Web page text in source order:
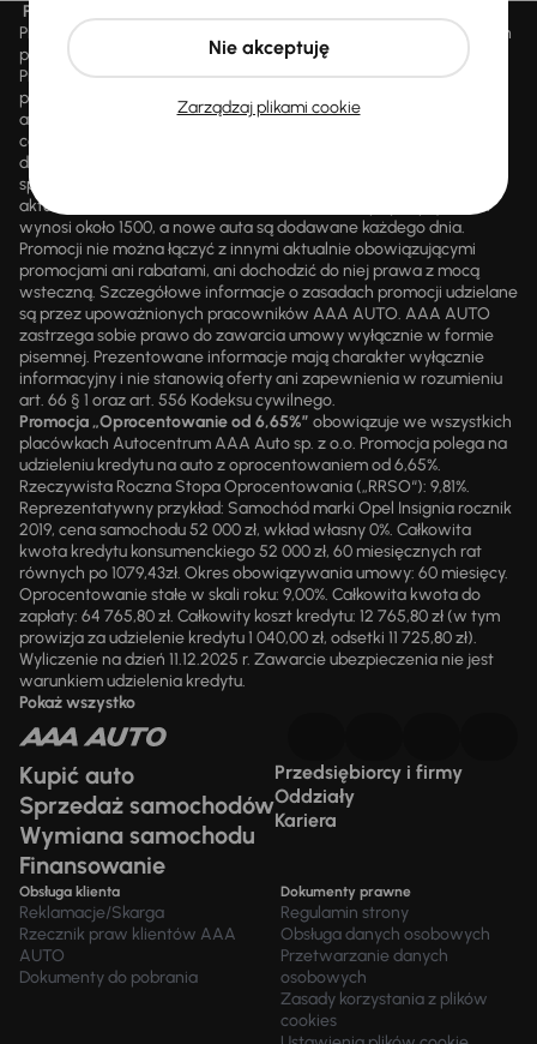
Promocja „Letnie przeceny aż 1500 aut”
Promocja „Letnie przeceny aż 1500 aut” obowiązuje we wszystkich
placówkach Autocentrum AAA AUTO Sp. z o.o. („AAA AUTO”).
Promocja polega na możliwości nabycia wybranych pojazdów
przecenionych, wskazanych w serwisie internetowym
aaaauto.pl/promocja, ze zniżką uwidocznioną w prezentowanej
cenie. Zniżka jest obliczana jako różnica pomiędzy najniższą ceną
danego pojazdu z 30 dni przed obniżką a jego aktualną ceną
sprzedaży. Liczba samochodów objętych promocją jest zmienna i
aktualizowana na bieżąco; średnia liczba dostępnych pojazdów
wynosi około 1500, a nowe auta są dodawane każdego dnia.
Promocji nie można łączyć z innymi aktualnie obowiązującymi
promocjami ani rabatami, ani dochodzić do niej prawa z mocą
wsteczną. Szczegółowe informacje o zasadach promocji udzielane
są przez upoważnionych pracowników AAA AUTO. AAA AUTO
zastrzega sobie prawo do zawarcia umowy wyłącznie w formie
pisemnej. Prezentowane informacje mają charakter wyłącznie
informacyjny i nie stanowią oferty ani zapewnienia w rozumieniu
art. 66 § 1 oraz art. 556 Kodeksu cywilnego.
Promocja „Oprocentowanie od 6,65%” obowiązuje we wszystkich
placówkach Autocentrum AAA Auto sp. z o.o. Promocja polega na
udzieleniu kredytu na auto z oprocentowaniem od 6,65%.
Rzeczywista Roczna Stopa Oprocentowania („RRSO“): 9,81%.
Reprezentatywny przykład: Samochód marki Opel Insignia rocznik
2019, cena samochodu 52 000 zł, wkład własny 0%. Całkowita
kwota kredytu konsumenckiego 52 000 zł, 60 miesięcznych rat
równych po 1079,43zł. Okres obowiązywania umowy: 60 miesięcy.
Oprocentowanie stałe w skali roku: 9,00%. Całkowita kwota do
zapłaty: 64 765,80 zł. Całkowity koszt kredytu: 12 765,80 zł (w tym
prowizja za udzielenie kredytu 1 040,00 zł, odsetki 11 725,80 zł).
Wyliczenie na dzień 11.12.2025 r. Zawarcie ubezpieczenia nie jest
warunkiem udzielenia kredytu.
Pokaż wszystko
Kupić auto
Sprzedaż samochodów
Wymiana samochodu
Finansowanie
Przedsiębiorcy i firmy
Oddziały
Kariera
Obsługa klienta
Reklamacje/Skarga
Rzecznik praw klientów AAA
AUTO
Dokumenty do pobrania
Dokumenty prawne
Regulamin strony
Obsługa danych osobowych
Przetwarzanie danych
osobowych
Zasady korzystania z plików
cookies
Zarządzaj plikami cookie
Nie akceptuję